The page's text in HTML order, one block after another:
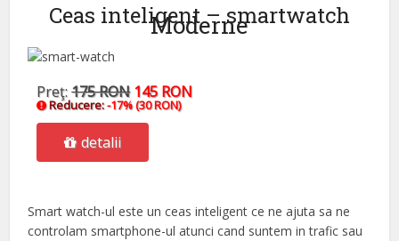
Ceas inteligent – smartwatch
Preţ:175 RON 145 RON
Reducere:-17% (30 RON)
detalii
Smart watch-ul este un ceas inteligent ce ne ajuta sa ne
controlam smartphone-ul atunci cand suntem in trafic sau